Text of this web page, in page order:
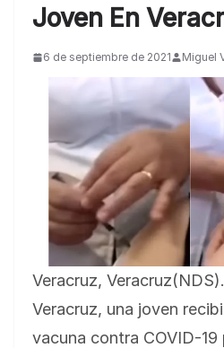
Joven En
6 de septiembre de 2021 Miguel
Veracruz,
Veracruz, una joven
vacuna contra COVID-